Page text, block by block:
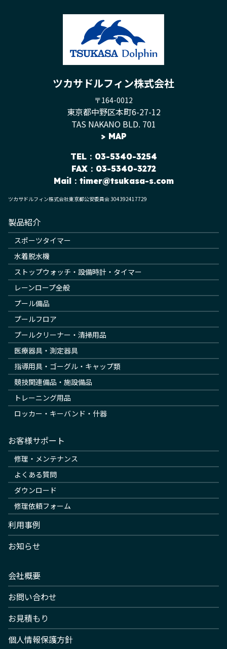
ツカサドルフィン株式会社
〒164-0012
東京都中野区本町6-27-12
TAS NAKANO BLD. 701
> MAP
TEL：03-5340-3254
FAX：03-5340-3272
Mail： timer@tsukasa-s.com
ツカサドルフィン株式会社東京都公安委員会 304392417729
製品紹介
スポーツタイマー
水着脱水機
ストップウォッチ・設備時計・タイマー
レーンロープ全般
プール備品
プールフロア
プールクリーナー・清掃用品
医療器具・測定器具
指導用具・ゴーグル・キャップ類
競技関連備品・施設備品
トレーニング用品
ロッカー・キーバンド・什器
お客様サポート
修理・メンテナンス
よくある質問
ダウンロード
修理依頼フォーム
利用事例
お知らせ
会社概要
お問い合わせ
お見積もり
個人情報保護方針